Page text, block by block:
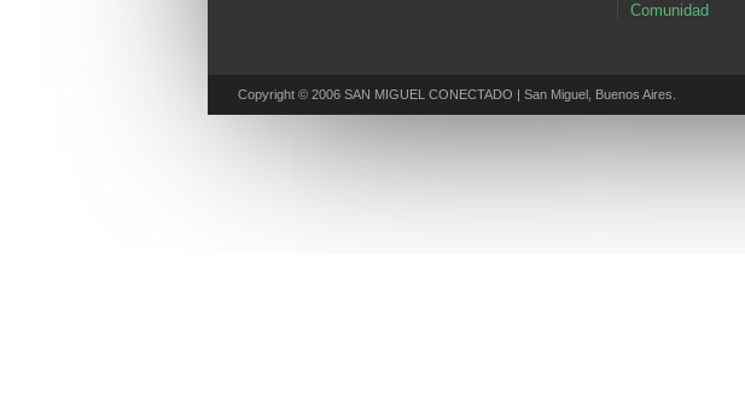
Comunidad
Copyright © 2006 SAN MIGUEL CONECTADO | San Miguel, Buenos Aires.